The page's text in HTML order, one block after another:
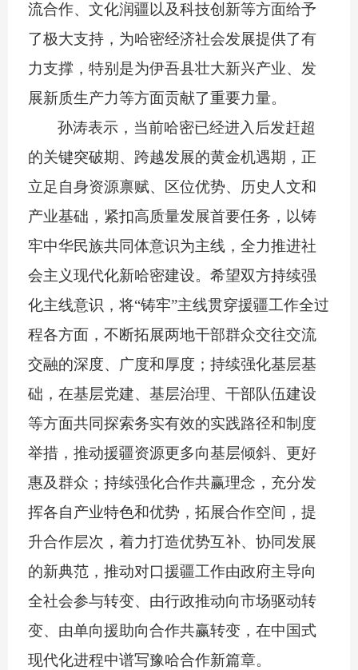
流合作、文化润疆以及科技创新等方面给予
了极大支持，为哈密经济社会发展提供了有
力支撑，特别是为伊吾县壮大新兴产业、发
展新质生产力等方面贡献了重要力量。
孙涛表示，当前哈密已经进入后发赶超
的关键突破期、跨越发展的黄金机遇期，正
立足自身资源禀赋、区位优势、历史人文和
产业基础，紧扣高质量发展首要任务，以铸
牢中华民族共同体意识为主线，全力推进社
会主义现代化新哈密建设。希望双方持续强
化主线意识，将“铸牢”主线贯穿援疆工作全过
程各方面，不断拓展两地干部群众交往交流
交融的深度、广度和厚度；持续强化基层基
础，在基层党建、基层治理、干部队伍建设
等方面共同探索务实有效的实践路径和制度
举措，推动援疆资源更多向基层倾斜、更好
惠及群众；持续强化合作共赢理念，充分发
挥各自产业特色和优势，拓展合作空间，提
升合作层次，着力打造优势互补、协同发展
的新典范，推动对口援疆工作由政府主导向
全社会参与转变、由行政推动向市场驱动转
变、由单向援助向合作共赢转变，在中国式
现代化进程中谱写豫哈合作新篇章。